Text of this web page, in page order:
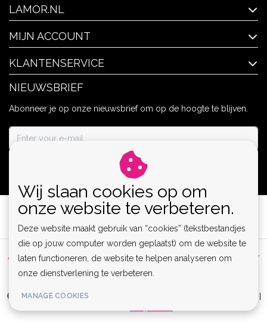
LAMOR.NL
MIJN ACCOUNT
KLANTENSERVICE
NIEUWSBRIEF
Abonneer je op onze nieuwsbrief om op de hoogte te blijven.
Algemene voorwaarden | Privacy Policy | Sitemap |
Disclaimer
RSS Feed
© Copyright 2026 - Lamor | Clubwear, Lingerie & Kinky Fashion XS-6XL |
Wij slaan cookies op om
onze website te verbeteren.
Deze website maakt gebruik van “cookies” (tekstbestandjes
die op jouw computer worden geplaatst) om de website te
laten functioneren, de website te helpen analyseren om
onze dienstverlening te verbeteren.
MANAGE COOKIES